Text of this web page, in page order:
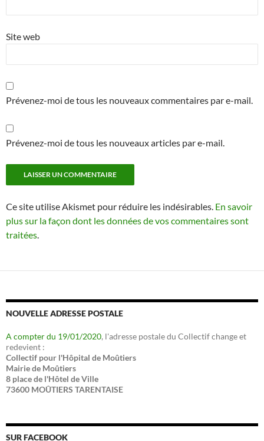
Site web
Prévenez-moi de tous les nouveaux commentaires par e-mail.
Prévenez-moi de tous les nouveaux articles par e-mail.
Ce site utilise Akismet pour réduire les indésirables. En savoir
plus sur la façon dont les données de vos commentaires sont
traitées.
NOUVELLE ADRESSE POSTALE
A compter du 19/01/2020, l'adresse postale du Collectif change et
redevient :
Collectif pour l'Hôpital de Moûtiers
Mairie de Moûtiers
8 place de l'Hôtel de Ville
73600 MOÛTIERS TARENTAISE
SUR FACEBOOK